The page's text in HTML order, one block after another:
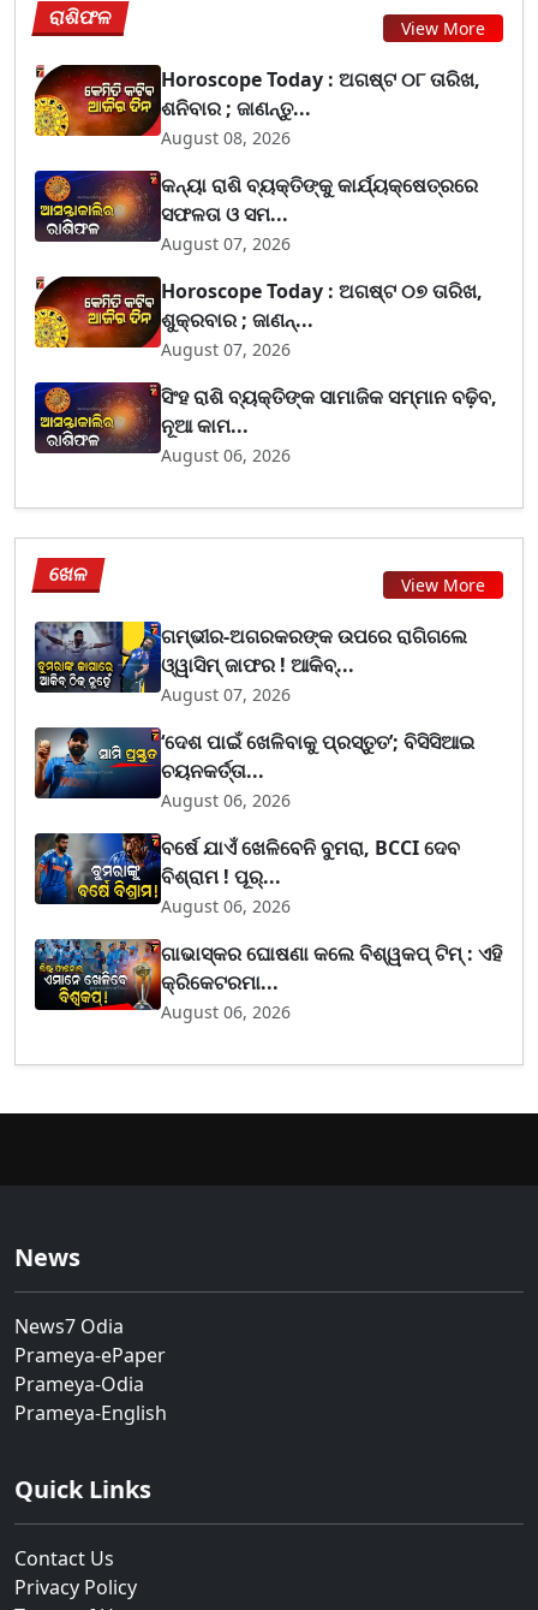
ରାଶିଫଳ View More
Horoscope Today : ଅଗଷ୍ଟ ୦୮ ତାରିଖ,
ଶନିବାର ; ଜାଣନ୍ତୁ...
August 08, 2026
କନ୍ୟା ରାଶି ବ୍ୟକ୍ତିଙ୍କୁ କାର୍ଯ୍ୟକ୍ଷେତ୍ରରେ
ସଫଳତା ଓ ସମ...
August 07, 2026
Horoscope Today : ଅଗଷ୍ଟ ୦୭ ତାରିଖ,
ଶୁକ୍ରବାର ; ଜାଣନ୍...
August 07, 2026
ସିଂହ ରାଶି ବ୍ୟକ୍ତିଙ୍କ ସାମାଜିକ ସମ୍ମାନ ବଢ଼ିବ,
ନୂଆ କାମ...
August 06, 2026
ଖେଳ View More
ଗମ୍ଭୀର-ଅଗରକରଙ୍କ ଉପରେ ରାଗିଗଲେ
ଓ୍ୱାସିମ୍ ଜାଫର ! ଆକିବ୍...
August 07, 2026
‘ଦେଶ ପାଇଁ ଖେଳିବାକୁ ପ୍ରସ୍ତୁତ’; ବିସିସିଆଇ
ଚୟନକର୍ତ୍ତା...
August 06, 2026
ବର୍ଷେ ଯାଏଁ ଖେଳିବେନି ବୁମରା, BCCI ଦେବ
ବିଶ୍ରାମ ! ପୂର୍...
August 06, 2026
ଗାଭାସ୍କର ଘୋଷଣା କଲେ ବିଶ୍ୱକପ୍ ଟିମ୍ : ଏହି
କ୍ରିକେଟରମା...
August 06, 2026
News
News7 Odia
Prameya-ePaper
Prameya-Odia
Prameya-English
Quick Links
Contact Us
Privacy Policy